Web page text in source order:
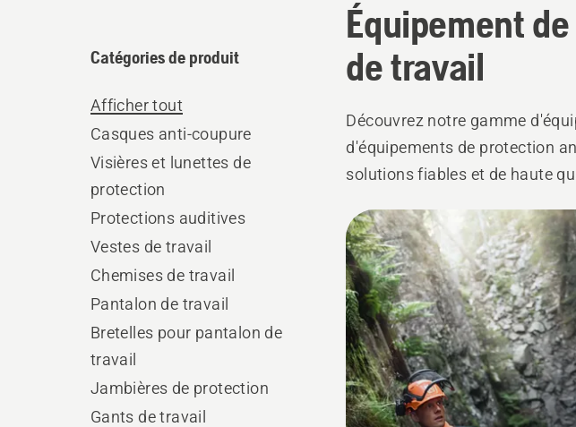
Équipement
de travail
Catégories de produit
Afficher tout
Casques anti-coupure
Visières et lunettes de
protection
Protections auditives
Vestes de travail
Chemises de travail
Pantalon de travail
Bretelles pour pantalon de
travail
Jambières de protection
Gants de travail
Découvrez notre gamme
d'équipements de protection
solutions fiables et de haute
Tous
les
produits